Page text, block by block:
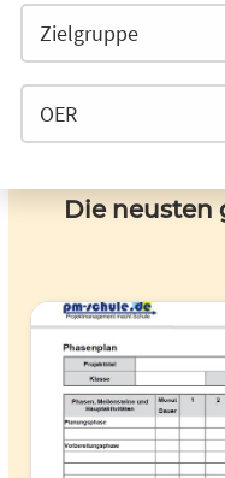
Die neusten